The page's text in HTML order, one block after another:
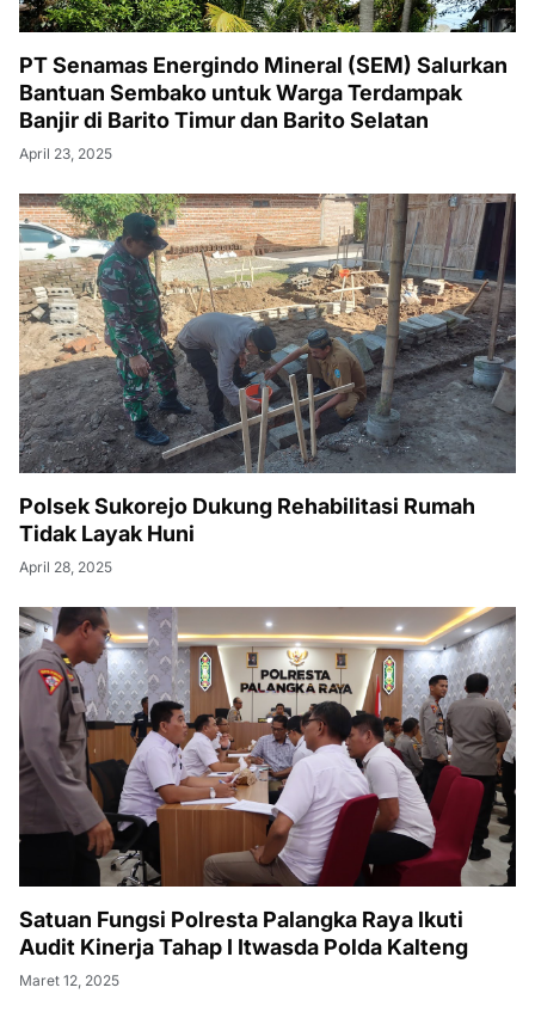
PT Senamas Energindo Mineral (SEM) Salurkan
Bantuan Sembako untuk Warga Terdampak
Banjir di Barito Timur dan Barito Selatan
April 23, 2025
Polsek Sukorejo Dukung Rehabilitasi Rumah
Tidak Layak Huni
April 28, 2025
Satuan Fungsi Polresta Palangka Raya Ikuti
Audit Kinerja Tahap I Itwasda Polda Kalteng
Maret 12, 2025